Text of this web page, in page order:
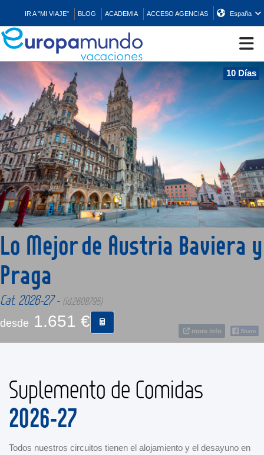
IR A "MI VIAJE" BLOG ACADEMIA ACCESO AGENCIAS España
CRUCEROS
EUROPA
ASIA
ORIENTE
PROMOCIONES
10 Días
more info
Lo Mejor de Austria Baviera y
Praga
Cat. 2026-27 - (id:2608795)
desde 1.651 €
Suplemento de Comidas
2026-27
Todos nuestros circuitos tienen el alojamiento y el desayuno en